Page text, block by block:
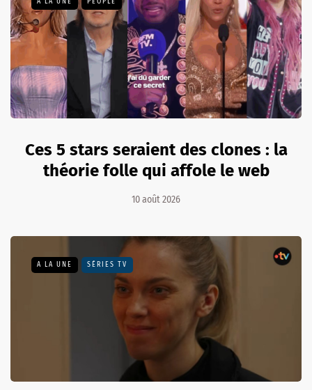
Ces 5 stars seraient des clones : la
théorie folle qui affole le web
10 août 2026
A LA UNE SÉRIES TV